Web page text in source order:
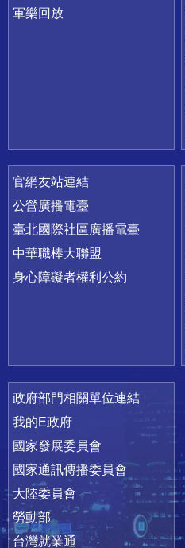
軍樂回放
官網友站連結
公營廣播電臺
臺北國際社區廣播電臺
中華職棒大聯盟
身心障礙者權利公約
政府部門相關單位連結
我的E政府
國家發展委員會
國家通訊傳播委員會
大陸委員會
勞動部
台灣就業通